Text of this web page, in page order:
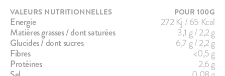
VALEURS NUTRITIONNELLES POUR 100G
Energie
272 Kj / 65 Kcal
Matières grasses / dont saturées
3,1 g / 2,2 g
Glucides / dont sucres
6,7 g / 2,2 g
Fibres
<0,5 g
Protéines
2,6 g